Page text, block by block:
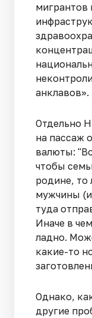
мигрантов
анклавов».
Отдельно
на пассаж
валюты:
чтобы
родине, то
мужчины
туда
Иначе в
ладно.
какие-то
Однако,
другие